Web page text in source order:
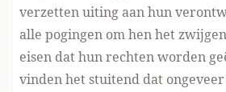
verzetten uiting aan hun
alle pogingen om hen het
eisen dat hun rechten worden
vinden het stuitend dat